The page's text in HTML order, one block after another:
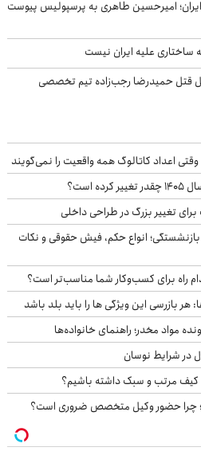
امیرحسین طاهری به پرسپولیس پیوست
ساختاری علیه ایران نیست
قتل حمیدرضا رجب‌زاده تیم تخصصی
اعداد کاتالوگ همه واقعیت را نمی‌گویند
تغییر بزرگ در طراحی داخلی
انواع حکم، فیش حقوقی و نکات
راه برای کسب‌وکار شما مناسب‌تر است؟
بازرسی این ویژگی ها را باید بلد باشد
در شرایط نوسان
مرتب و سبک داشته باشیم؟
چرا حضور وکیل متخصص ضروری است؟